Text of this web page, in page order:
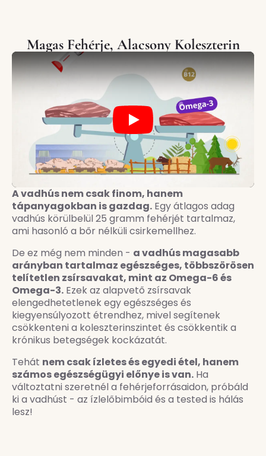
Magas Fehérje, Alacsony Koleszterin
Play
A vadhús nem csak finom, hanem
tápanyagokban is gazdag. Egy átlagos adag
vadhús körülbelül 25 gramm fehérjét tartalmaz,
ami hasonló a bőr nélküli csirkemellhez.
De ez még nem minden - a vadhús magasabb
arányban tartalmaz egészséges, többszörösen
telítetlen zsírsavakat, mint az Omega-6 és
Omega-3. Ezek az alapvető zsírsavak
elengedhetetlenek egy egészséges és
kiegyensúlyozott étrendhez, mivel segítenek
csökkenteni a koleszterinszintet és csökkentik a
krónikus betegségek kockázatát.
Tehát nem csak ízletes és egyedi étel, hanem
számos egészségügyi előnye is van. Ha
változtatni szeretnél a fehérjeforrásaidon, próbáld
ki a vadhúst - az ízlelőbimbóid és a tested is hálás
lesz!